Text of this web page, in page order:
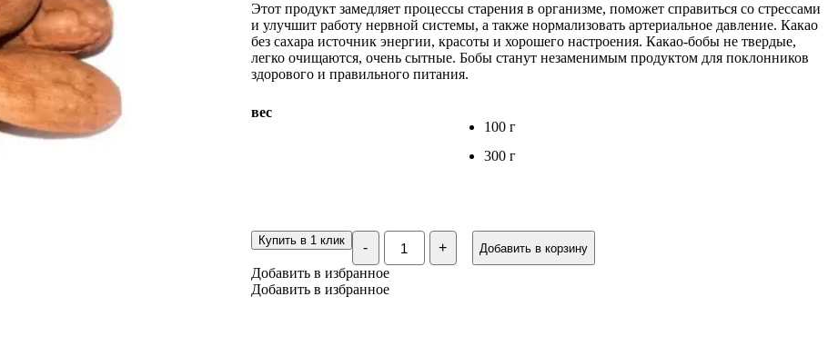
Этот продукт замедляет процессы старения в организме, поможет справиться со стрессами
и улучшит работу нервной системы, а также нормализовать артериальное давление. Какао
без сахара источник энергии, красоты и хорошего настроения. Какао-бобы не твердые,
легко очищаются, очень сытные. Бобы станут незаменимым продуктом для поклонников
здорового и правильного питания.
вес
100 г
300 г
-
Количество
Какао-
бобы
цельные
сырые,
+ Добавить в корзину
Купить в 1 клик
Добавить в избранное
Добавить в избранное